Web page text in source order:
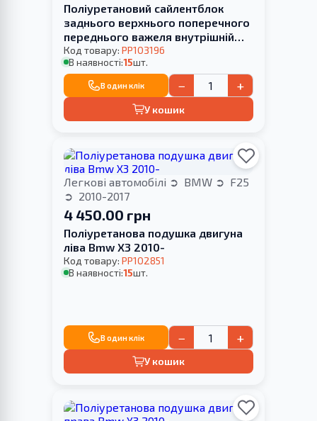
Поліуретановий сайлентблок
заднього верхнього поперечного
переднього важеля внутрішній
BMW F25 2010-2014 HARDNESS
Код товару: PP103196
В наявності:15шт.
В один клік − +
У кошик
Легкові автомобілі BMW
F25
2010-2017
4 450.00 грн
Поліуретанова подушка двигуна
ліва Bmw X3 2010-
Код товару: PP102851
В наявності:15шт.
В один клік − +
У кошик